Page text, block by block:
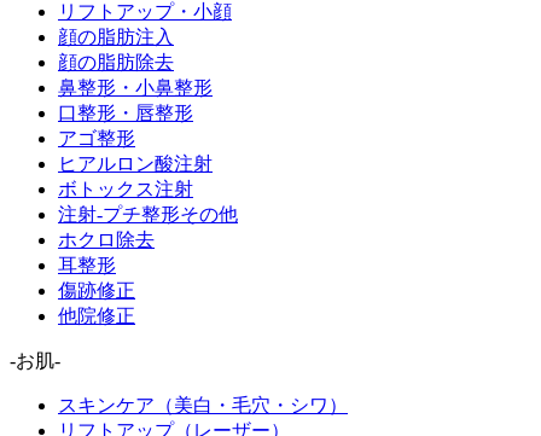
リフトアップ・小顔
顔の脂肪注入
顔の脂肪除去
鼻整形・小鼻整形
口整形・唇整形
アゴ整形
ヒアルロン酸注射
ボトックス注射
注射-プチ整形その他
ホクロ除去
耳整形
傷跡修正
他院修正
-お肌-
スキンケア（美白・毛穴・シワ）
リフトアップ（レーザー）